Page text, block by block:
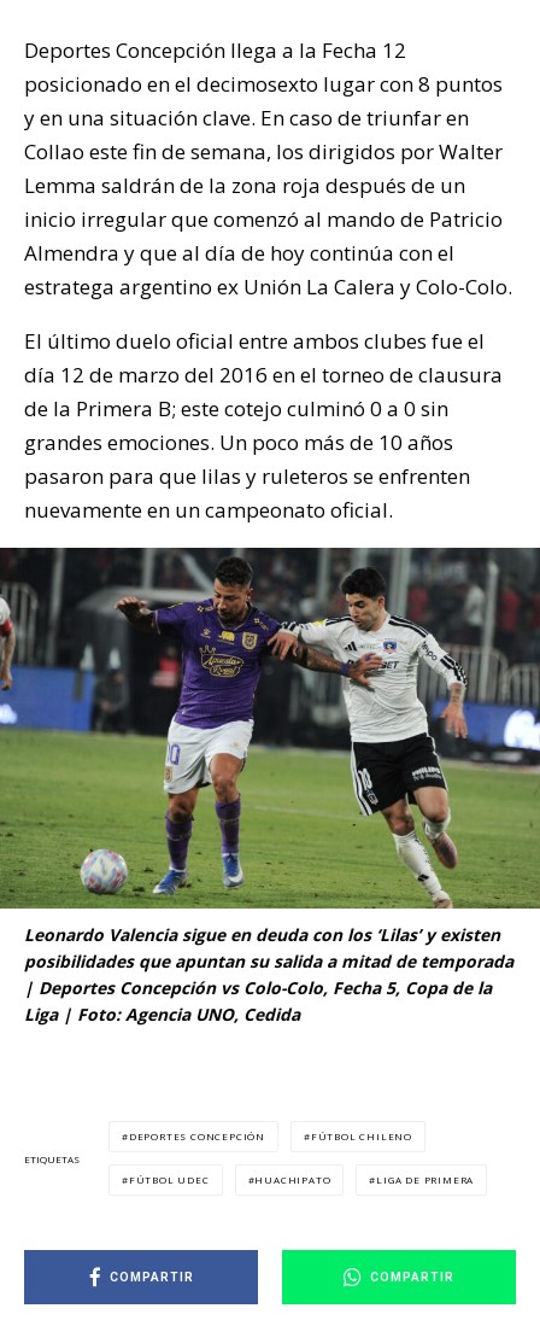
Deportes Concepción llega a la Fecha 12
posicionado en el decimosexto lugar con 8 puntos
y en una situación clave. En caso de triunfar en
Collao este fin de semana, los dirigidos por Walter
Lemma saldrán de la zona roja después de un
inicio irregular que comenzó al mando de Patricio
Almendra y que al día de hoy continúa con el
estratega argentino ex Unión La Calera y Colo-Colo.
El último duelo oficial entre ambos clubes fue el
día 12 de marzo del 2016 en el torneo de clausura
de la Primera B; este cotejo culminó 0 a 0 sin
grandes emociones. Un poco más de 10 años
pasaron para que lilas y ruleteros se enfrenten
nuevamente en un campeonato oficial.
Leonardo Valencia sigue en deuda con los ‘Lilas’ y existen
posibilidades que apuntan su salida a mitad de temporada
| Deportes Concepción vs Colo-Colo, Fecha 5, Copa de la
Liga | Foto: Agencia UNO, Cedida
ETIQUETAS
DEPORTES CONCEPCIÓN FÚTBOL CHILENO
FÚTBOL UDEC HUACHIPATO LIGA DE PRIMERA
COMPARTIR COMPARTIR